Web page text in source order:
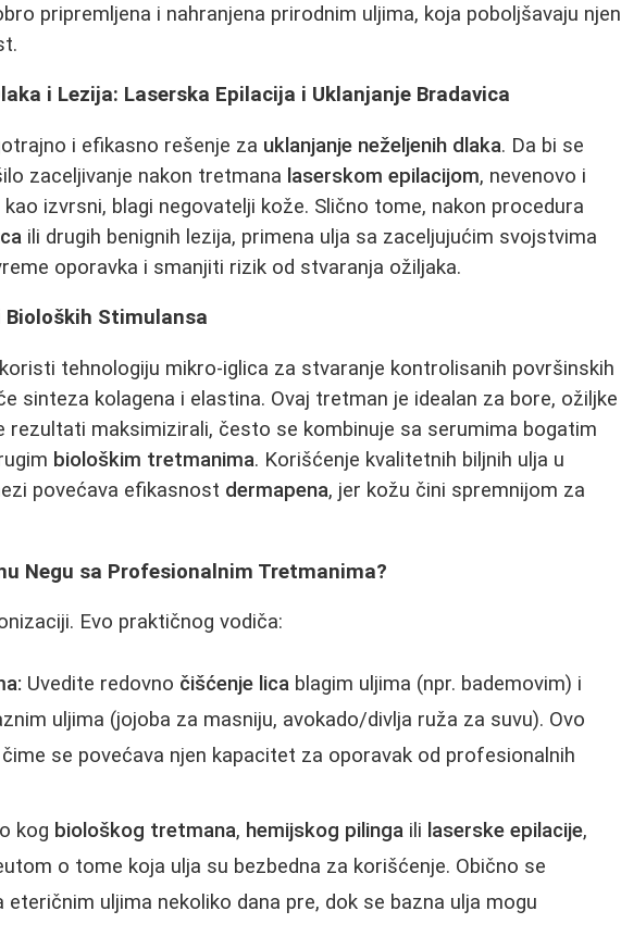
pripremljena i nahranjena prirodnim uljima, koja poboljšavaju njen
i Lezija: Laserska Epilacija i Uklanjanje Bradavica
i efikasno rešenje za uklanjanje neželjenih dlaka. Da bi se
zaceljivanje nakon tretmana laserskom epilacijom, nevenovo i
izvrsni, blagi negovatelji kože. Slično tome, nakon procedura
ili drugih benignih lezija, primena ulja sa zaceljujućim svojstvima
oporavka i smanjiti rizik od stvaranja ožiljaka.
Bioloških Stimulansa
tehnologiju mikro-iglica za stvaranje kontrolisanih površinskih
sinteza kolagena i elastina. Ovaj tretman je idealan za bore, ožiljke
rezultati maksimizirali, često se kombinuje sa serumima bogatim
biološkim tretmanima. Korišćenje kvalitetnih biljnih ulja u
povećava efikasnost dermapena, jer kožu čini spremnijom za
Negu sa Profesionalnim Tretmanima?
Evo praktičnog vodiča:
Uvedite redovno čišćenje lica blagim uljima (npr. bademovim) i
uljima (jojoba za masniju, avokado/divlja ruža za suvu). Ovo
se povećava njen kapacitet za oporavak od profesionalnih
kog biološkog tretmana, hemijskog pilinga ili laserske epilacije,
o tome koja ulja su bezbedna za korišćenje. Obično se
uljima nekoliko dana pre, dok se bazna ulja mogu